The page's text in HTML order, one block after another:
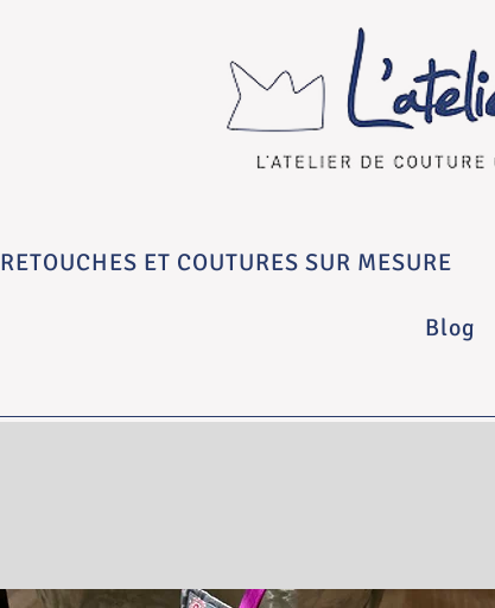
RETOUCHES ET COUTURES SUR MESURE
Blog